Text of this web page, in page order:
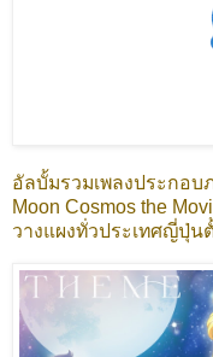
อัลบั้มรวมเพลงประกอบ
Moon Cosmos the
วางแผงทั่วประเทศญี่ปุ่น